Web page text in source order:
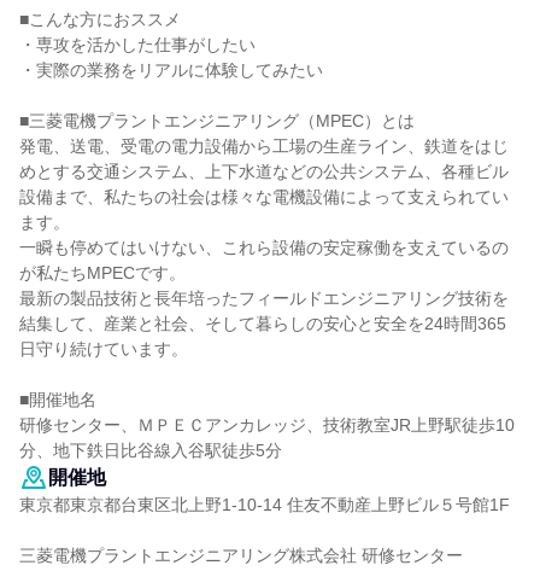
■こんな方におススメ
・専攻を活かした仕事がしたい
・実際の業務をリアルに体験してみたい
■三菱電機プラントエンジニアリング（MPEC）とは
発電、送電、受電の電力設備から工場の生産ライン、鉄道をはじ
めとする交通システム、上下水道などの公共システム、各種ビル
設備まで、私たちの社会は様々な電機設備によって支えられてい
ます。
一瞬も停めてはいけない、これら設備の安定稼働を支えているの
が私たちMPECです。
最新の製品技術と長年培ったフィールドエンジニアリング技術を
結集して、産業と社会、そして暮らしの安心と安全を24時間365
日守り続けています。
■開催地名
研修センター、ＭＰＥＣアンカレッジ、技術教室JR上野駅徒歩10
分、地下鉄日比谷線入谷駅徒歩5分
開催地
東京都東京都台東区北上野1-10-14 住友不動産上野ビル５号館1F
三菱電機プラントエンジニアリング株式会社 研修センター